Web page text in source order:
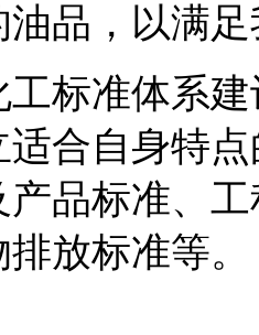
品，以满
工标准体系
适合自身特
品标准、
放标准等。